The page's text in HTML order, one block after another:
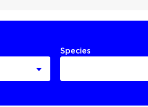
Species